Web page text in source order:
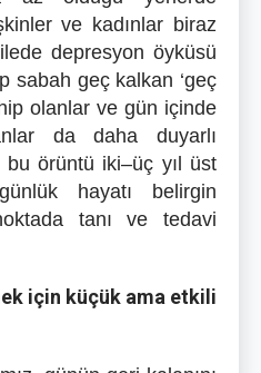
ve kadınlar biraz
depresyon öyküsü
sabah geç kalkan ‘geç
olanlar ve gün içinde
da daha duyarlı
bu örüntü iki–üç yıl üst
hayatı belirgin
tanı ve tedavi
için küçük ama etkili